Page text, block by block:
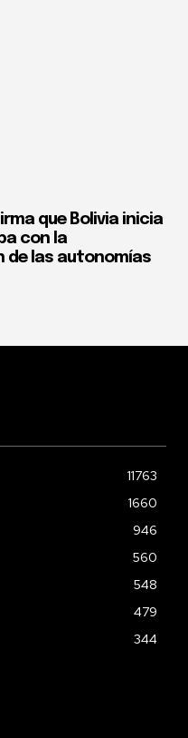
que Bolivia inicia
con la
de las autonomías
11763
1660
946
560
548
479
344